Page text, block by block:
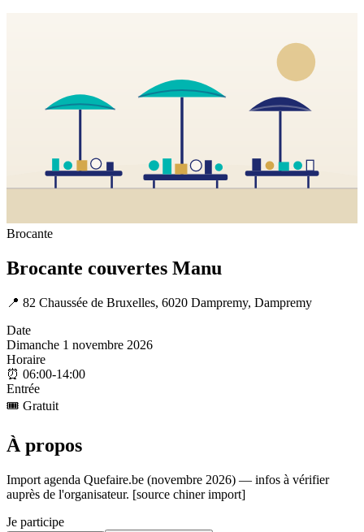
Brocante
Brocante couvertes Manu
📍 82 Chaussée de Bruxelles, 6020 Dampremy, Dampremy
Date
Dimanche 1 novembre 2026
Horaire
⏰ 06:00-14:00
Entrée
🎟️ Gratuit
À propos
Import agenda Quefaire.be (novembre 2026) — infos à vérifier
auprès de l'organisateur. [source chiner import]
Je participe